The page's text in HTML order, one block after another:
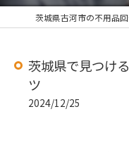
茨城県で見つけ
ツ
2024/12/25